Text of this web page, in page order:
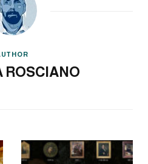
ROSCIANO